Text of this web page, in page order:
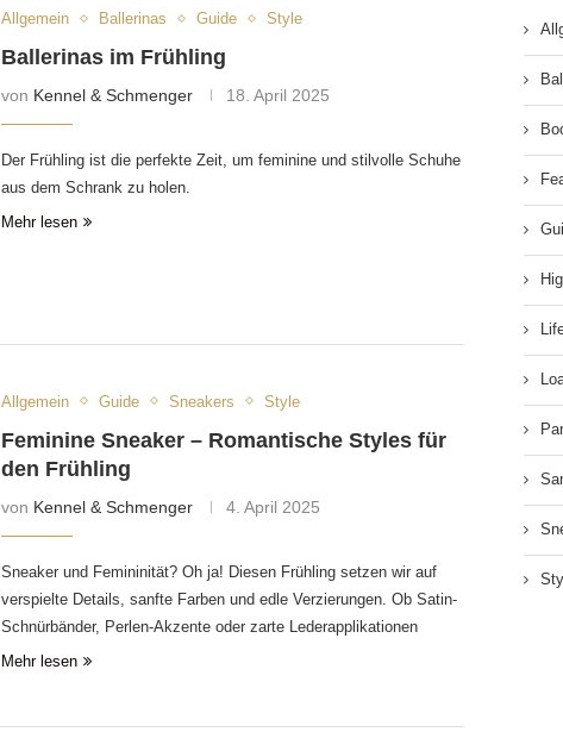
Allgemein Ballerinas Guide Style
Ballerinas im Frühling
von Kennel & Schmenger 18. April 2025
Der Frühling ist die perfekte Zeit, um feminine und stilvolle Schuhe
aus dem Schrank zu holen.
Mehr lesen
Allgemein Guide Sneakers Style
Feminine Sneaker – Romantische Styles für
den Frühling
von Kennel & Schmenger 4. April 2025
Sneaker und Femininität? Oh ja! Diesen Frühling setzen wir auf
verspielte Details, sanfte Farben und edle Verzierungen. Ob Satin-
Schnürbänder, Perlen-Akzente oder zarte Lederapplikationen
Mehr lesen